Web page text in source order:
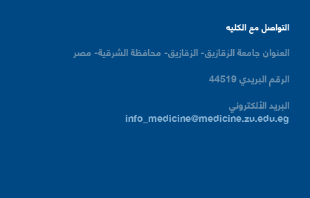
التواصل مع الكليه
العنوان جامعة الزقازيق- الزقازيق- محافظة الشرقية- مصر
الرقم البريدي44519
البريد الألكتروني
info_medicine@medicine.zu.edu.eg